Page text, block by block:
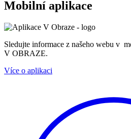
Mobilní aplikace
Sledujte informace z našeho webu v
V OBRAZE.
Více o aplikaci